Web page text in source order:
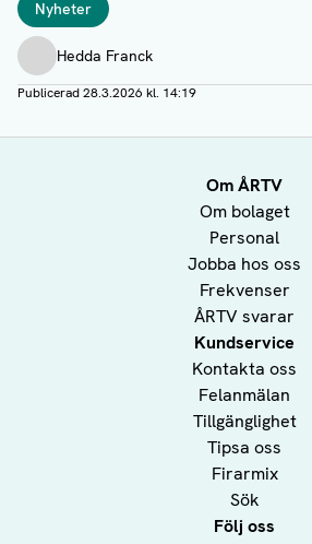
Nyheter
Författare
Hedda Franck
Visa profil
Publicerad28.3.2026 kl. 14:19
Om ÅRTV
Om bolaget
Personal
Jobba hos oss
Frekvenser
ÅRTV svarar
Kundservice
Kontakta oss
Felanmälan
Tillgänglighet
Tipsa oss
Firarmix
Sök
Följ oss